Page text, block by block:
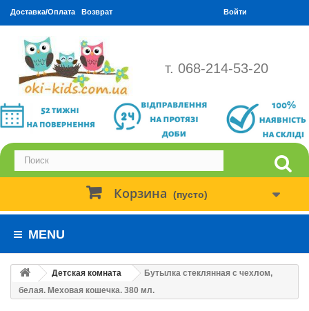
Доставка/Оплата Возврат Войти
т. 068-214-53-20
Корзина (пусто)
MENU
Детская комната
Бутылка стеклянная с чехлом,
белая. Меховая кошечка. 380 мл.